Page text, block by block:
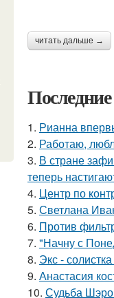
читать дальше →
1. Рианна
2. Работаю,
3. В стране
теперь
4. Центр по
5. Светлана
6. Против
7. "Начну с
8. Экс -
9. Анастасия
10. Судьба